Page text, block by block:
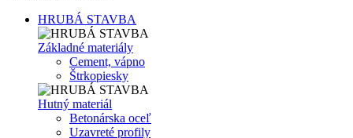
HRUBÁ STAVBA
Základné materiály
Cement, vápno
Štrkopiesky
Hutný materiál
Betonárska oceľ
Uzavreté profily